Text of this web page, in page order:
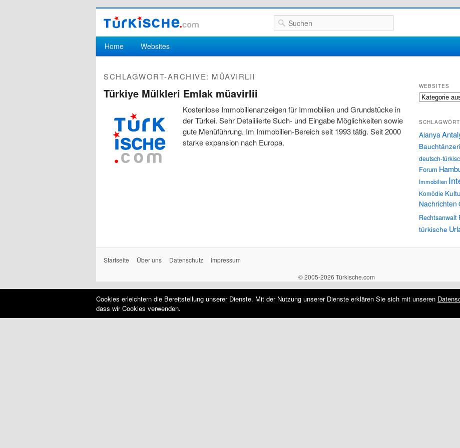
Suchen
Hauptmenü
Zum Inhalt wechseln
Zum sekundären Inhalt wechseln
Home Websites
SCHLAGWORT-ARCHIVE: MÜAVIRLII
Türkiye Mülkleri Emlak müavirlii
Kostenlose Immobilienanzeigen für Immobilien und Grundstücke in
der Türkei. Sehr Detaiilierte Such- und Eingabe Möglichkeiten sowie
gute Menüführung. Im Immobilien-Bereich seit 1993 tätig. Seit 2000
starke expansion nach Europa.
WEBSITES
Websites
Alanya
deutsch-
Forum
Immobilien
Komödie
Nachrichten
Rechtsanwalt
türkische
Startseite Über uns Datenschutz Impressum
© 2005-2026 Türkische.com
Cookies erleichtern die Bereitstellung unserer Dienste. Mit der Nutzung unserer Dienste erklären Sie sich mit unseren
dass wir Cookies verwenden.